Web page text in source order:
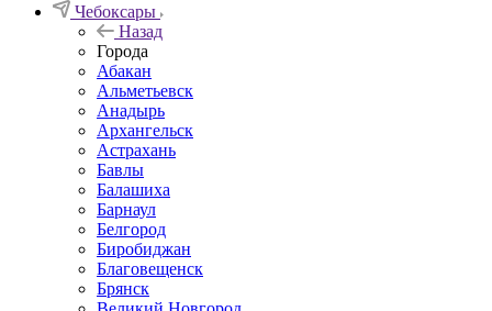
Чебоксары
Назад
Города
Абакан
Альметьевск
Анадырь
Архангельск
Астрахань
Бавлы
Балашиха
Барнаул
Белгород
Биробиджан
Благовещенск
Брянск